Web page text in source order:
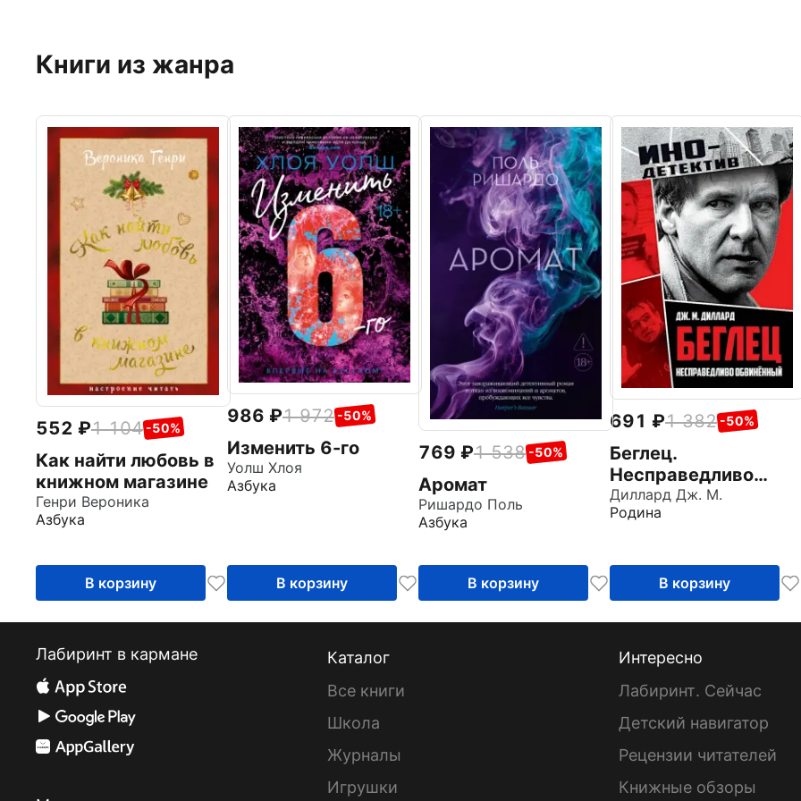
Книги из жанра
552 1 104 -50%
Как найти любовь в
книжном магазине
Генри Вероника
Азбука
В корзину
986 1 972 -50%
Изменить 6-го
Уолш Хлоя
Азбука
В корзину
769 1 538 -50%
Аромат
Ришардо Поль
Азбука
В корзину
691 1 382 -50%
Беглец.
Несправедливо
обвиненный
Диллард Дж. М.
Родина
В корзину
Лабиринт в кармане
Каталог
Все книги
Школа
Журналы
Игрушки
Интересно
Лабиринт. Сейчас
Детский навигатор
Рецензии читателей
Книжные обзоры